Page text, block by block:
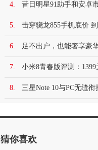
4. 昔日明星91助手和安卓
5. 击穿骁龙855手机底价
6. 足不出户，也能奢享豪
7. 小米8青春版评测：
8. 三星Note 10与PC无缝
猜你喜欢